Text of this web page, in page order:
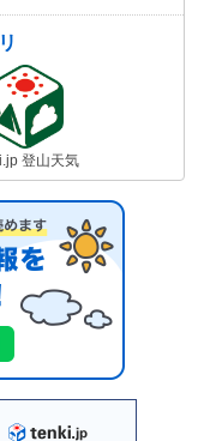
登山天気